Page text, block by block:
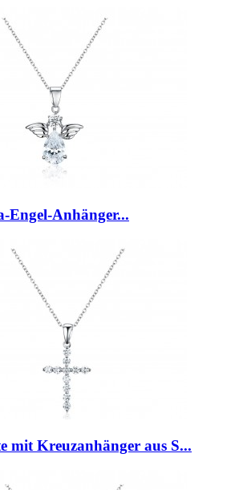
Engel-Anhänger...
mit Kreuzanhänger aus S...